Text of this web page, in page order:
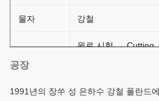
물자 강철
생산 과정
원료 시험 →
공장
1991년의 장쑤 성 은하수 강철 폴란드